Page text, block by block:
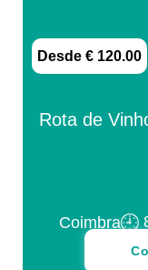
Desde € 120.00
Rota de
Coimbra